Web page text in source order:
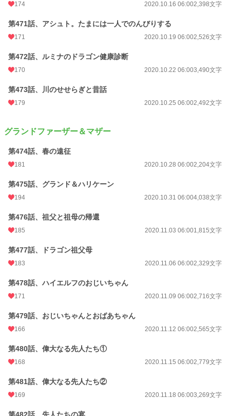
174 2020.10.16 06:002,398文字
第471話、アシュト。たまには一人でのんびりする
171 2020.10.19 06:002,526文字
第472話、ルミナのドラゴン健康診断
170 2020.10.22 06:003,490文字
第473話、川のせせらぎと昔話
179 2020.10.25 06:002,492文字
グランドファーザー＆マザー
第474話、春の遠征
181 2020.10.28 06:002,204文字
第475話、グランド＆ハリケーン
194 2020.10.31 06:004,038文字
第476話、祖父と祖母の帰還
185 2020.11.03 06:001,815文字
第477話、ドラゴン祖父母
183 2020.11.06 06:002,329文字
第478話、ハイエルフのおじいちゃん
171 2020.11.09 06:002,716文字
第479話、おじいちゃんとおばあちゃん
166 2020.11.12 06:002,565文字
第480話、偉大なる先人たち①
168 2020.11.15 06:002,779文字
第481話、偉大なる先人たち②
169 2020.11.18 06:003,269文字